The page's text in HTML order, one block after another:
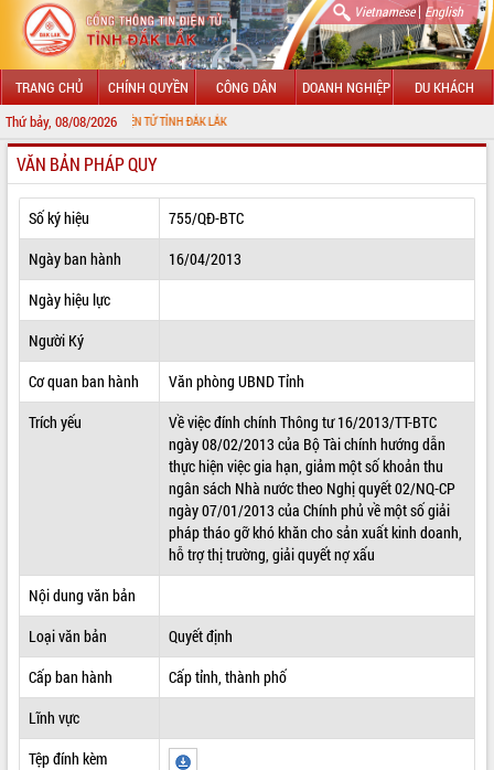
Vietnamese| English
TRANG CHỦ CHÍNH QUYỀN CÔNG DÂN DOANH NGHIỆP DU KHÁCH
Thứ bảy, 08/08/2026
TIN ĐIỆN TỬ TỈNH ĐẮK LẮK
GIỚI THIỆU
LÃNH ĐẠO UBND TỈNH
TIN TỨC SỰ KIỆN
SỞ, BAN, NGÀNH
UBND CÁC XÃ, PHƯỜNG
THÔNG TIN CHỈ ĐẠO ĐIỀU HÀNH
HỆ THỐNG VĂN BẢN
VĂN BẢN PHÁP QUY
Số ký hiệu
755/QĐ-BTC
Ngày ban hành
16/04/2013
Ngày hiệu lực
Người Ký
Cơ quan ban hành
Văn phòng UBND Tỉnh
Trích yếu
Về việc đính chính Thông tư 16/2013/TT-BTC
ngày 08/02/2013 của Bộ Tài chính hướng dẫn
thực hiện việc gia hạn, giảm một số khoản thu
ngân sách Nhà nước theo Nghị quyết 02/NQ-CP
ngày 07/01/2013 của Chính phủ về một số giải
pháp tháo gỡ khó khăn cho sản xuất kinh doanh,
hỗ trợ thị trường, giải quyết nợ xấu
Nội dung văn bản
Loại văn bản
Quyết định
Cấp ban hành
Cấp tỉnh, thành phố
Lĩnh vực
Tệp đính kèm